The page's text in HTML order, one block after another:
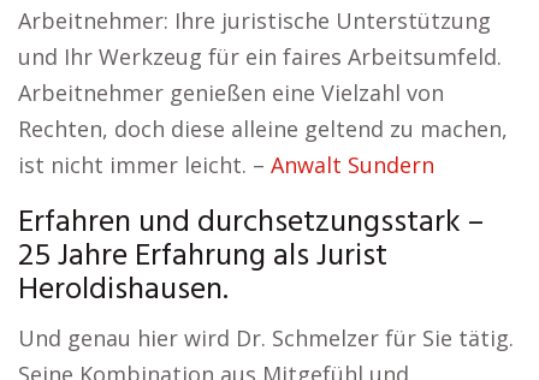
Arbeitnehmer: Ihre juristische Unterstützung
und Ihr Werkzeug für ein faires Arbeitsumfeld.
Arbeitnehmer genießen eine Vielzahl von
Rechten, doch diese alleine geltend zu machen,
ist nicht immer leicht. – Anwalt Sundern
Erfahren und durchsetzungsstark –
25 Jahre Erfahrung als Jurist
Heroldishausen.
Und genau hier wird Dr. Schmelzer für Sie tätig.
Seine Kombination aus Mitgefühl und